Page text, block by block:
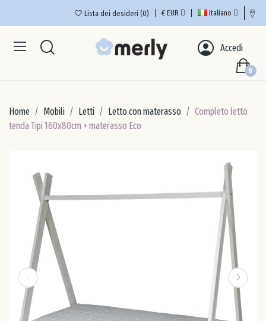
Lista dei desideri 0 € EUR Italiano
Accedi
0
Home Mobili Letti Letto con materasso
Completo letto
tenda Tipi 160x80cm + materasso Eco